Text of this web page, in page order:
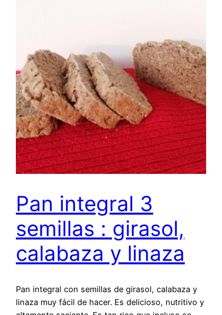
Pan integral 3
semillas : girasol,
calabaza y linaza
Pan integral con semillas de girasol, calabaza y
linaza muy fácil de hacer. Es delicioso, nutritivo y